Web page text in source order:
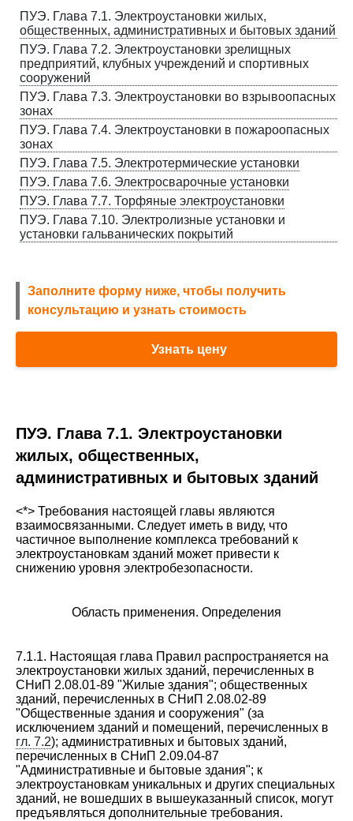
ПУЭ. Глава 7.1. Электроустановки жилых,
общественных, административных и бытовых зданий
ПУЭ. Глава 7.2. Электроустановки зрелищных
предприятий, клубных учреждений и спортивных
сооружений
ПУЭ. Глава 7.3. Электроустановки во взрывоопасных
зонах
ПУЭ. Глава 7.4. Электроустановки в пожароопасных
зонах
ПУЭ. Глава 7.5. Электротермические установки
ПУЭ. Глава 7.6. Электросварочные установки
ПУЭ. Глава 7.7. Торфяные электроустановки
ПУЭ. Глава 7.10. Электролизные установки и
установки гальванических покрытий
Заполните форму ниже, чтобы получить
консультацию и узнать стоимость
Узнать цену
ПУЭ. Глава 7.1. Электроустановки
жилых, общественных,
административных и бытовых зданий
<*> Требования настоящей главы являются
взаимосвязанными. Следует иметь в виду, что
частичное выполнение комплекса требований к
электроустановкам зданий может привести к
снижению уровня электробезопасности.
Область применения. Определения
7.1.1. Настоящая глава Правил распространяется на
электроустановки жилых зданий, перечисленных в
СНиП 2.08.01-89 "Жилые здания"; общественных
зданий, перечисленных в СНиП 2.08.02-89
"Общественные здания и сооружения" (за
исключением зданий и помещений, перечисленных в
гл. 7.2); административных и бытовых зданий,
перечисленных в СНиП 2.09.04-87
"Административные и бытовые здания"; к
электроустановкам уникальных и других специальных
зданий, не вошедших в вышеуказанный список, могут
предъявляться дополнительные требования.